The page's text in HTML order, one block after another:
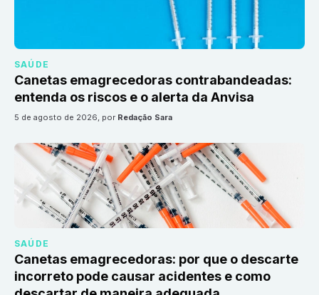
SAÚDE
Canetas emagrecedoras contrabandeadas:
entenda os riscos e o alerta da Anvisa
5 de agosto de 2026, por Redação Sara
SAÚDE
Canetas emagrecedoras: por que o descarte
incorreto pode causar acidentes e como